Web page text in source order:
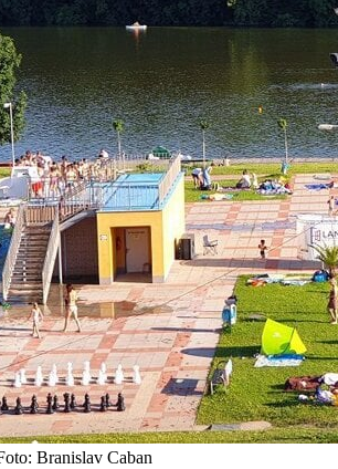
Branislav Caban